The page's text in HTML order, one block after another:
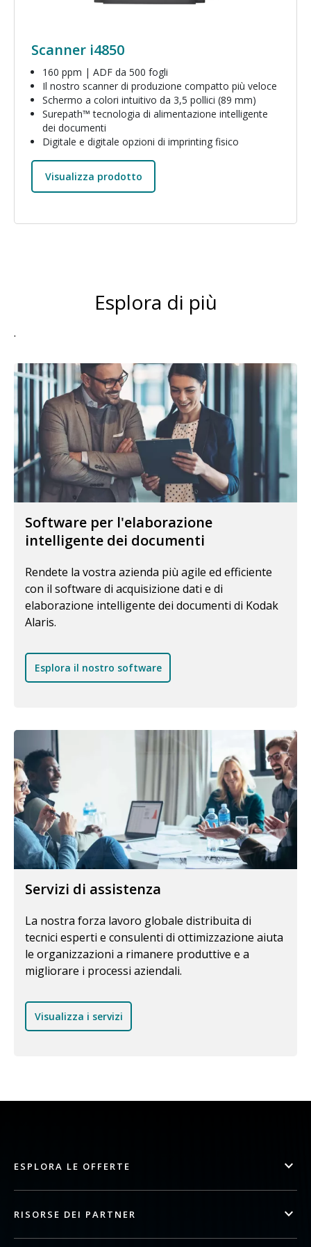
Scanner i4850
160 ppm | ADF da 500 fogli
Il nostro scanner di produzione compatto più veloce
Schermo a colori intuitivo da 3,5 pollici (89 mm)
Surepath™ tecnologia di alimentazione intelligente
dei documenti
Digitale e digitale opzioni di imprinting fisico
Visualizza prodotto
Esplora di più
.
Software per l'elaborazione
intelligente dei documenti
Rendete la vostra azienda più agile ed efficiente
con il software di acquisizione dati e di
elaborazione intelligente dei documenti di Kodak
Alaris.
Esplora il nostro software
Servizi di assistenza
La nostra forza lavoro globale distribuita di
tecnici esperti e consulenti di ottimizzazione aiuta
le organizzazioni a rimanere produttive e a
migliorare i processi aziendali.
Visualizza i servizi
ESPLORA LE OFFERTE
RISORSE DEI PARTNER